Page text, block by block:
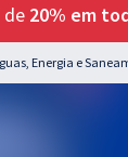
de 20% em
Energia e